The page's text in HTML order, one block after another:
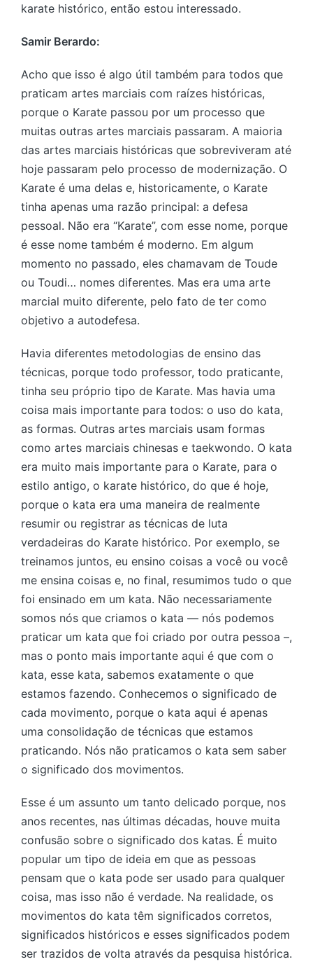
karate histórico, então estou interessado.
Samir Berardo:
Acho que isso é algo útil também para todos que
praticam artes marciais com raízes históricas,
porque o Karate passou por um processo que
muitas outras artes marciais passaram. A maioria
das artes marciais históricas que sobreviveram até
hoje passaram pelo processo de modernização. O
Karate é uma delas e, historicamente, o Karate
tinha apenas uma razão principal: a defesa
pessoal. Não era “Karate”, com esse nome, porque
é esse nome também é moderno. Em algum
momento no passado, eles chamavam de Toude
ou Toudi… nomes diferentes. Mas era uma arte
marcial muito diferente, pelo fato de ter como
objetivo a autodefesa.
Havia diferentes metodologias de ensino das
técnicas, porque todo professor, todo praticante,
tinha seu próprio tipo de Karate. Mas havia uma
coisa mais importante para todos: o uso do kata,
as formas. Outras artes marciais usam formas
como artes marciais chinesas e taekwondo. O kata
era muito mais importante para o Karate, para o
estilo antigo, o karate histórico, do que é hoje,
porque o kata era uma maneira de realmente
resumir ou registrar as técnicas de luta
verdadeiras do Karate histórico. Por exemplo, se
treinamos juntos, eu ensino coisas a você ou você
me ensina coisas e, no final, resumimos tudo o que
foi ensinado em um kata. Não necessariamente
somos nós que criamos o kata — nós podemos
praticar um kata que foi criado por outra pessoa –,
mas o ponto mais importante aqui é que com o
kata, esse kata, sabemos exatamente o que
estamos fazendo. Conhecemos o significado de
cada movimento, porque o kata aqui é apenas
uma consolidação de técnicas que estamos
praticando. Nós não praticamos o kata sem saber
o significado dos movimentos.
Esse é um assunto um tanto delicado porque, nos
anos recentes, nas últimas décadas, houve muita
confusão sobre o significado dos katas. É muito
popular um tipo de ideia em que as pessoas
pensam que o kata pode ser usado para qualquer
coisa, mas isso não é verdade. Na realidade, os
movimentos do kata têm significados corretos,
significados históricos e esses significados podem
ser trazidos de volta através da pesquisa histórica.